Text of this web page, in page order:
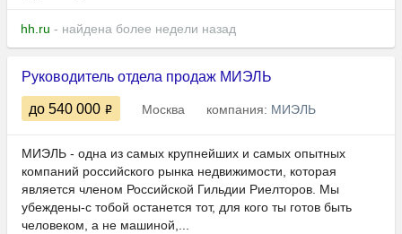
hh.ru - найдена более недели назад
Руководитель отдела продаж МИЭЛЬ
до 540 000 Москва компания: МИЭЛЬ
МИЭЛЬ - одна из самых крупнейших и самых опытных
компаний российского рынка недвижимости, которая
является членом Российской Гильдии Риелторов. Мы
убеждены-с тобой останется тот, для кого ты готов быть
человеком, а не машиной,...